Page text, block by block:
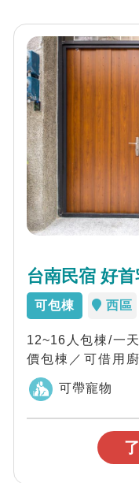
台南民宿 好首
可包棟 西區
12~16人包棟/一
價包棟／可借用
便，台南民宿好首
可帶寵物